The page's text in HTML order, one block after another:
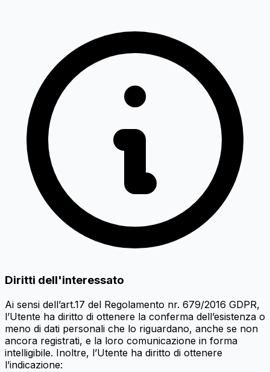
Diritti dell'interessato
Ai sensi dell’art.17 del Regolamento nr. 679/2016 GDPR,
l’Utente ha diritto di ottenere la conferma dell’esistenza o
meno di dati personali che lo riguardano, anche se non
ancora registrati, e la loro comunicazione in forma
intelligibile. Inoltre, l’Utente ha diritto di ottenere
l’indicazione: